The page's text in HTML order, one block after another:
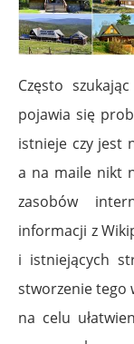
Często
pojawia się
istnieje czy jest
a na maile nikt
zasobów
informacji z
i istniejących
stworzenie tego
na celu